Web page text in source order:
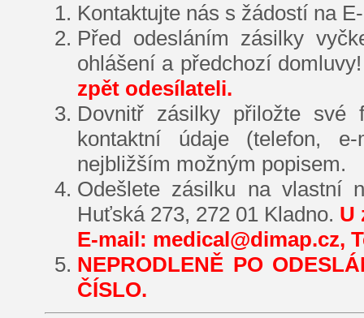
Kontaktujte nás s žádostí na
Před odesláním zásilky
ohlášení a předchozí
zpět odesílateli.
Dovnitř zásilky přiložte své
kontaktní údaje (telefon,
nejbližším možným popisem.
Odešlete zásilku na vlastní
Huťská 273, 272 01 Kladno. U
E-mail: medical@dimap.cz,
NEPRODLENĚ PO
ČÍSLO.